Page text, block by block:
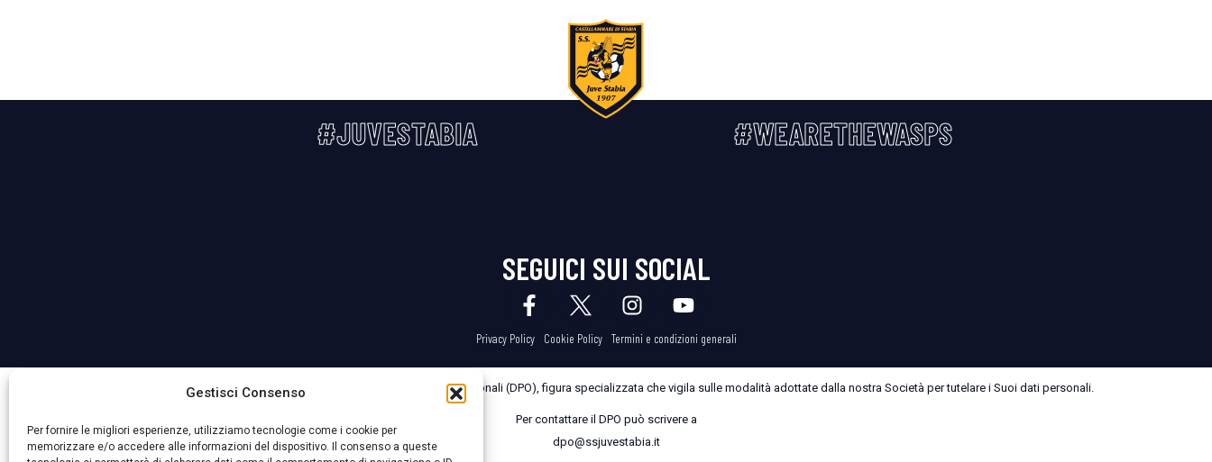
Gestisci Consenso
Per fornire le migliori esperienze, utilizziamo tecnologie come i cookie per
memorizzare e/o accedere alle informazioni del dispositivo. Il consenso a queste
#JUVESTABIA #WEARETHEWASPS
SEGUICI SUI SOCIAL
Privacy Policy Cookie Policy Termini e condizioni generali
La Società ha nominato il Responsabile della Protezione dei Dati Personali (DPO), figura specializzata che vigila sulle modalità adottate dalla nostra Società per tutelare i Suoi dati personali.
Per contattare il DPO può scrivere a
dpo@ssjuvestabia.it